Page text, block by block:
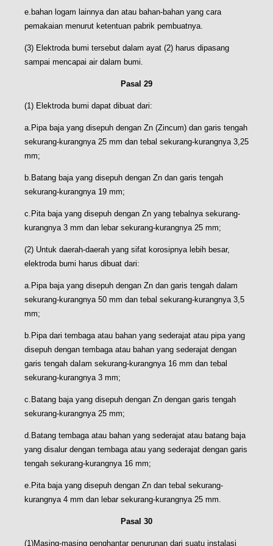
e.bahan logam lainnya dan atau bahan-bahan yang cara
pemakaian menurut ketentuan pabrik pembuatnya.
(3) Elektroda bumi tersebut dalam ayat (2) harus dipasang
sampai mencapai air dalam bumi.
Pasal 29
(1) Elektroda bumi dapat dibuat dari:
a.Pipa baja yang disepuh dengan Zn (Zincum) dan garis tengah
sekurang-kurangnya 25 mm dan tebal sekurang-kurangnya 3,25
mm;
b.Batang baja yang disepuh dengan Zn dan garis tengah
sekurang-kurangnya 19 mm;
c.Pita baja yang disepuh dengan Zn yang tebalnya sekurang-
kurangnya 3 mm dan lebar sekurang-kurangnya 25 mm;
(2) Untuk daerah-daerah yang sifat korosipnya lebih besar,
elektroda bumi harus dibuat dari:
a.Pipa baja yang disepuh dengan Zn dan garis tengah dalam
sekurang-kurangnya 50 mm dan tebal sekurang-kurangnya 3,5
mm;
b.Pipa dari tembaga atau bahan yang sederajat atau pipa yang
disepuh dengan tembaga atau bahan yang sederajat dengan
garis tengah daIam sekurang-kurangnya 16 mm dan tebal
sekurang-kurangnya 3 mm;
c.Batang baja yang disepuh dengan Zn dengan garis tengah
sekurang-kurangnya 25 mm;
d.Batang tembaga atau bahan yang sederajat atau batang baja
yang disalur dengan tembaga atau yang sederajat dengan garis
tengah sekurang-kurangnya 16 mm;
e.Pita baja yang disepuh dengan Zn dan tebal sekurang-
kurangnya 4 mm dan lebar sekurang-kurangnya 25 mm.
Pasal 30
(1)Masing-masing penghantar penurunan dari suatu instalasi